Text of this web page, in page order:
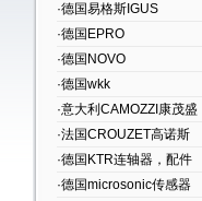
·德国易格斯IGUS
·德国EPRO
·德国NOVO
·德国wkk
·意大利CAMOZZI康茂盛
·法国CROUZET高诺斯
·德国KTR连轴器，配件
·德国microsonic传感器